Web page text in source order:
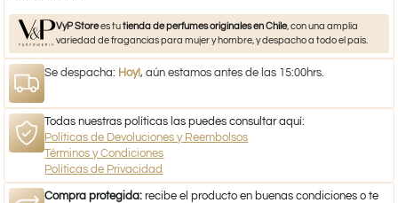
VyP Storees tutienda de perfumes originales en Chile, con una amplia
variedad de fragancias para mujer y hombre, y despacho a todo el país.
Se despacha: Hoy!, aún estamos antes de las 15:00hrs.
Todas nuestras políticas las puedes consultar aquí:
Políticas de Devoluciones y Reembolsos
Términos y Condiciones
Políticas de Privacidad
Compra protegida: recibe el producto en buenas condiciones o te